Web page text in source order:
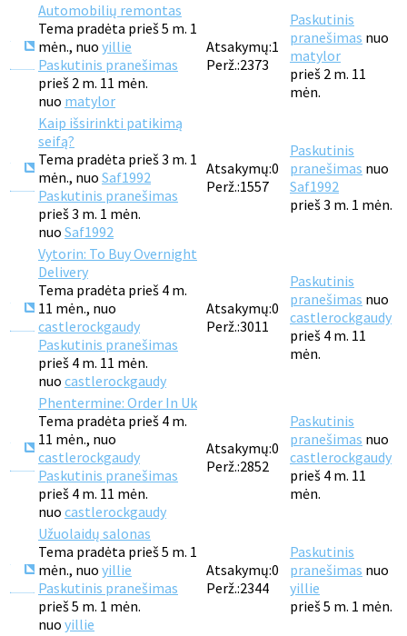
Automobilių remontas
Tema pradėta prieš 5 m. 1
mėn., nuo yillie
Paskutinis pranešimas
prieš 2 m. 11 mėn.
nuo matylor
Atsakymų:1
Perž.:2373
Paskutinis
pranešimas nuo
matylor
prieš 2 m. 11
mėn.
Kaip išsirinkti patikimą
seifą?
Tema pradėta prieš 3 m. 1
mėn., nuo Saf1992
Paskutinis pranešimas
prieš 3 m. 1 mėn.
nuo Saf1992
Atsakymų:0
Perž.:1557
Paskutinis
pranešimas nuo
Saf1992
prieš 3 m. 1 mėn.
Vytorin: To Buy Overnight
Delivery
Tema pradėta prieš 4 m.
11 mėn., nuo
castlerockgaudy
Paskutinis pranešimas
prieš 4 m. 11 mėn.
nuo castlerockgaudy
Atsakymų:0
Perž.:3011
Paskutinis
pranešimas nuo
castlerockgaudy
prieš 4 m. 11
mėn.
Phentermine: Order In Uk
Tema pradėta prieš 4 m.
11 mėn., nuo
castlerockgaudy
Paskutinis pranešimas
prieš 4 m. 11 mėn.
nuo castlerockgaudy
Atsakymų:0
Perž.:2852
Paskutinis
pranešimas nuo
castlerockgaudy
prieš 4 m. 11
mėn.
Užuolaidų salonas
Tema pradėta prieš 5 m. 1
mėn., nuo yillie
Paskutinis pranešimas
prieš 5 m. 1 mėn.
nuo yillie
Atsakymų:0
Perž.:2344
Paskutinis
pranešimas nuo
yillie
prieš 5 m. 1 mėn.